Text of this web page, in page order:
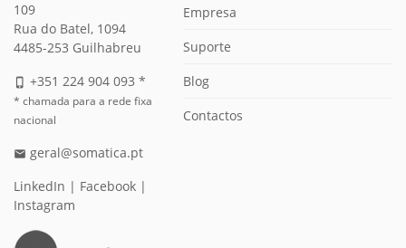
109
Rua do Batel, 1094
4485-253 Guilhabreu
phone_iphone +351 224 904 093 *
* chamada para a rede fixa
nacional
email geral@somatica.pt
LinkedIn | Facebook |
Instagram
Empresa
Suporte
Blog
Contactos